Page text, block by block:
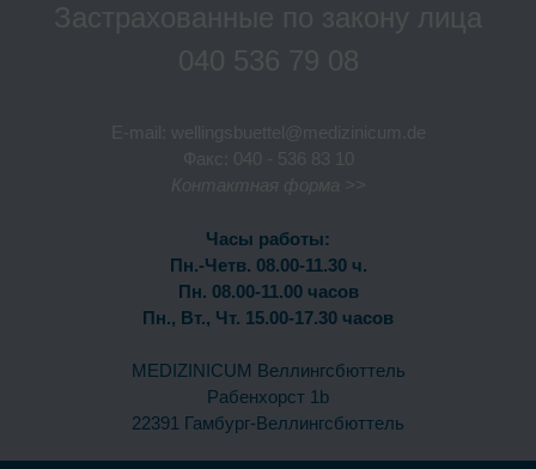
Застрахованные по закону лица
040 536 79 08
E-mail: wellingsbuettel@medizinicum.de
Факс: 040 - 536 83 10
Контактная форма >>
Часы работы:
Пн.-Четв. 08.00-11.30 ч.
Пн. 08.00-11.00 часов
Пн., Вт., Чт. 15.00-17.30 часов
MEDIZINICUM Веллингсбюттель
Рабенхорст 1b
22391 Гамбург-Веллингсбюттель